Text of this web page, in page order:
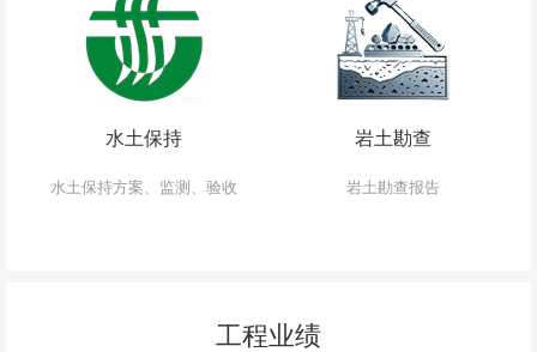
水土保持
水土保持方案、监测、验收
岩土勘查
岩土勘查报告
工程业绩